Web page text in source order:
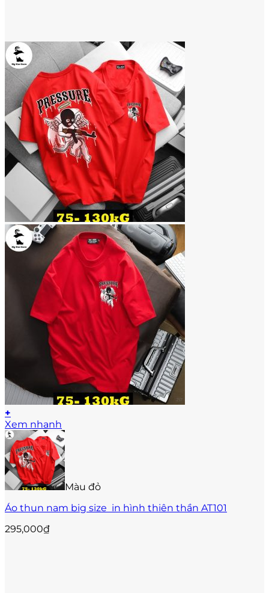
+
Sản
phẩm
này
có
nhiều
biến
thể.
Các
tùy
chọn
Xem nhanh
Màu đỏ
Áo thun nam big size in hình thiên thần AT101
295,000₫